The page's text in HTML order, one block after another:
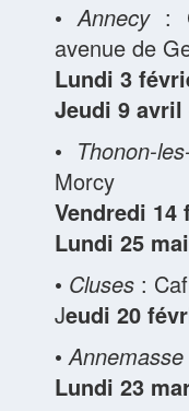
•Annecy:
avenue de
Lundi 3
Jeudi 9 avril
• Thonon-
Morcy
Vendredi 14
Lundi 25
• Cluses :
Jeudi 20
•Annemasse
Lundi 23